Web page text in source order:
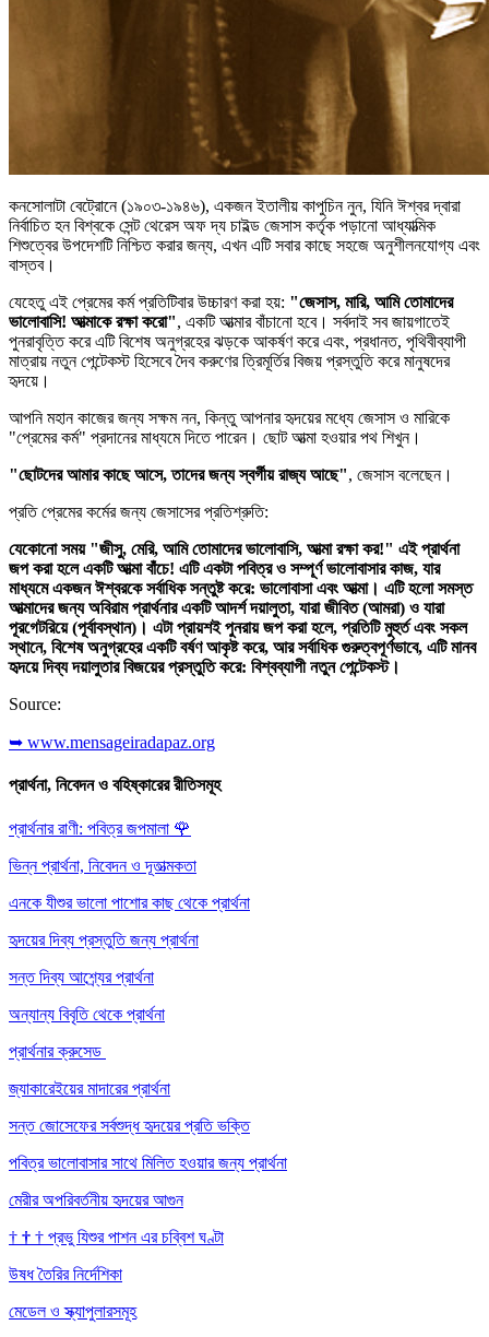
কনসোলাটা বেট্রোনে (১৯০৩-১৯৪৬), একজন ইতালীয় কাপুচিন নুন, যিনি ঈশ্বর দ্বারা
নির্বাচিত হন বিশ্বকে সেন্ট থেরেস অফ দ্য চাইল্ড জেসাস কর্তৃক পড়ানো আধ্যাত্মিক
শিশুত্বের উপদেশটি নিশ্চিত করার জন্য, এখন এটি সবার কাছে সহজে অনুশীলনযোগ্য এবং
বাস্তব।
যেহেতু এই প্রেমের কর্ম প্রতিটিবার উচ্চারণ করা হয়: "জেসাস, মারি, আমি তোমাদের
ভালোবাসি! আত্মাকে রক্ষা করো", একটি আত্মার বাঁচানো হবে। সর্বদাই সব জায়গাতেই
পুনরাবৃত্তি করে এটি বিশেষ অনুগ্রহের ঝড়কে আকর্ষণ করে এবং, প্রধানত, পৃথিবীব্যাপী
মাত্রায় নতুন পেন্টেকস্ট হিসেবে দৈব করুণের ত্রিমূর্তির বিজয় প্রস্তুতি করে মানুষদের
হৃদয়ে।
আপনি মহান কাজের জন্য সক্ষম নন, কিন্তু আপনার হৃদয়ের মধ্যে জেসাস ও মারিকে
"প্রেমের কর্ম" প্রদানের মাধ্যমে দিতে পারেন। ছোট আত্মা হওয়ার পথ শিখুন।
"ছোটদের আমার কাছে আসে, তাদের জন্য স্বর্গীয় রাজ্য আছে", জেসাস বলেছেন।
প্রতি প্রেমের কর্মের জন্য জেসাসের প্রতিশ্রুতি:
যেকোনো সময় "জীসু, মেরি, আমি তোমাদের ভালোবাসি, আত্মা রক্ষা কর!" এই প্রার্থনা
জপ করা হলে একটি আত্মা বাঁচে! এটি একটা পবিত্র ও সম্পূর্ণ ভালোবাসার কাজ, যার
মাধ্যমে একজন ঈশ্বরকে সর্বাধিক সন্তুষ্ট করে: ভালোবাসা এবং আত্মা। এটি হলো সমস্ত
আত্মাদের জন্য অবিরাম প্রার্থনার একটি আদর্শ দয়ালুতা, যারা জীবিত (আমরা) ও যারা
পূরগেটরিয়ে (পূর্বাবস্থান)। এটা প্রায়শই পুনরায় জপ করা হলে, প্রতিটি মুহুর্ত এবং সকল
স্থানে, বিশেষ অনুগ্রহের একটি বর্ষণ আকৃষ্ট করে, আর সর্বাধিক গুরুত্বপূর্ণভাবে, এটি মানব
হৃদয়ে দিব্য দয়ালুতার বিজয়ের প্রস্তুতি করে: বিশ্বব্যাপী নতুন পেন্টেকস্ট।
Source:
➥ www.mensageiradapaz.org
প্রার্থনা, নিবেদন ও বহিষ্কারের রীতিসমূহ
প্রার্থনার রাণী: পবিত্র জপমালা 🌹
ভিন্ন প্রার্থনা, নিবেদন ও দূতাত্মকতা
এনকে যীশুর ভালো পাশোর কাছ থেকে প্রার্থনা
হৃদয়ের দিব্য প্রস্তুতি জন্য প্রার্থনা
সন্ত দিব্য আশ্র্যের প্রার্থনা
অন্যান্য বিবৃতি থেকে প্রার্থনা
প্রার্থনার ক্রুসেড
জ্যাকারেইয়ের মাদারের প্রার্থনা
সন্ত জোসেফের সর্বশুদ্ধ হৃদয়ের প্রতি ভক্তি
পবিত্র ভালোবাসার সাথে মিলিত হওয়ার জন্য প্রার্থনা
মেরীর অপরিবর্তনীয় হৃদয়ের আগুন
† † † প্রভু যিশুর পাশন এর চব্বিশ ঘণ্টা
উষধ তৈরির নির্দেশিকা
মেডেল ও স্ক্যাপুলারসমূহ